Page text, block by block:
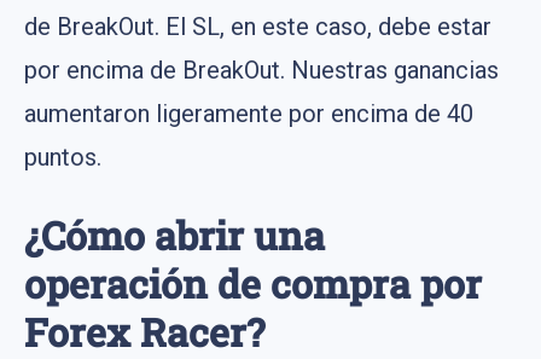
de BreakOut. El SL, en este caso, debe estar
por encima de BreakOut. Nuestras ganancias
aumentaron ligeramente por encima de 40
puntos.
¿Cómo abrir una
operación de compra por
Forex Racer?